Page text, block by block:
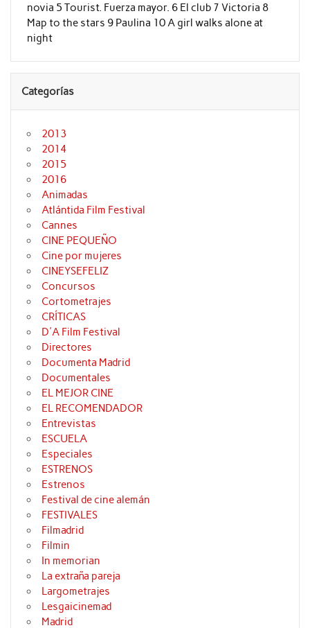
novia 5 Tourist. Fuerza mayor. 6 El club 7 Victoria 8
Map to the stars 9 Paulina 10 A girl walks alone at
night
Categorías
2013
2014
2015
2016
Animadas
Atlántida Film Festival
Cannes
CINE PEQUEÑO
Cine por mujeres
CINEYSEFELIZ
Concursos
Cortometrajes
CRÍTICAS
D'A Film Festival
Directores
Documenta Madrid
Documentales
EL MEJOR CINE
EL RECOMENDADOR
Entrevistas
ESCUELA
Especiales
ESTRENOS
Estrenos
Festival de cine alemán
FESTIVALES
Filmadrid
Filmin
In memorian
La extraña pareja
Largometrajes
Lesgaicinemad
Madrid